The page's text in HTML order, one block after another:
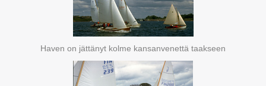
Haven on jättänyt kolme kansanvenettä taakseen